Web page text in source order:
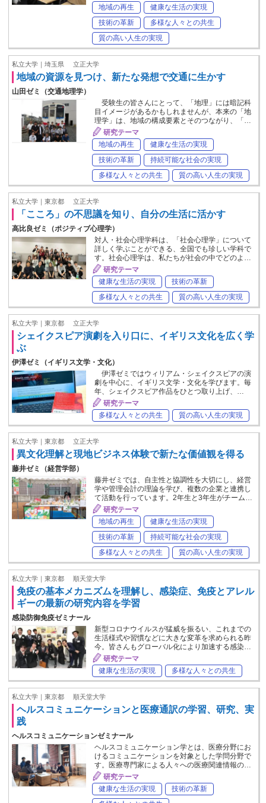
地域の再生
健康な生活の実現
技術の革新
多様な人々との共生
質の高い人生の実現
私立大学｜埼玉県 立正大学
地域の資源を見つけ、新たな発想で交通に生かす
山田ゼミ（交通地理学）
受験生の皆さんにとって、「地理」には暗記科
目イメージがあるかもしれませんが、本来の「地
理学」は、地域の構成要素とそのつながり、「…
研究テーマ
地域の再生
健康な生活の実現
技術の革新
持続可能な社会の実現
多様な人々との共生
質の高い人生の実現
私立大学｜東京都 立正大学
「こころ」の不思議を知り、自分の生活に活かす
高比良ゼミ（ポジティブ心理学）
対人・社会心理学科は、「社会心理学」について
詳しく学ぶことができる、全国でも珍しい学科で
す。社会心理学は、私たちが社会の中でどのよ…
研究テーマ
健康な生活の実現
技術の革新
多様な人々との共生
質の高い人生の実現
私立大学｜東京都 立正大学
シェイクスピア演劇を入り口に、イギリス文化を広く学
ぶ
伊澤ゼミ（イギリス文学・文化）
伊澤ゼミではウィリアム・シェイクスピアの演
劇を中心に、イギリス文学・文化を学びます。毎
年、シェイクスピア作品をひとつ取り上げ、…
研究テーマ
多様な人々との共生
質の高い人生の実現
私立大学｜東京都 立正大学
異文化理解と現地ビジネス体験で新たな価値観を得る
藤井ゼミ（経営学部）
藤井ゼミでは、自主性と協調性を大切にし、経営
学や管理会計の理論を学び、複数の企業と連携し
て活動を行っています。2年生と3年生がチーム…
研究テーマ
地域の再生
健康な生活の実現
技術の革新
持続可能な社会の実現
多様な人々との共生
質の高い人生の実現
私立大学｜東京都 順天堂大学
免疫の基本メカニズムを理解し、感染症、免疫とアレル
ギーの最新の研究内容を学習
感染防御免疫ゼミナール
新型コロナウイルスが猛威を振るい、これまでの
生活様式や習慣などに大きな変革を求められる昨
今。皆さんもグローバル化により加速する感染…
研究テーマ
健康な生活の実現
多様な人々との共生
私立大学｜東京都 順天堂大学
ヘルスコミュニケーションと医療通訳の学習、研究、実
践
ヘルスコミュニケーションゼミナール
ヘルスコミュニケーション学とは、医療分野にお
けるコミュニケーションを対象とした学問分野で
す。医療専門家による人々への医療関連情報の…
研究テーマ
健康な生活の実現
技術の革新